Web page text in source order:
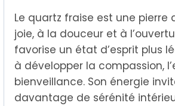
Le quartz fraise est une pierre
joie, à la douceur et à
favorise un état d’esprit plus
à développer la compassion,
bienveillance. Son énergie
davantage de sérénité